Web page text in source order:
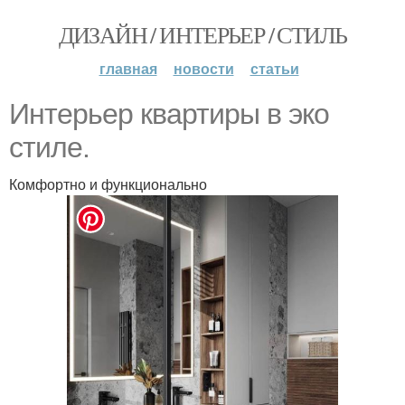
ДИЗАЙН / ИНТЕРЬЕР / СТИЛЬ
главная новости статьи
Интерьер квартиры в эко
стиле.
Комфортно и функционально